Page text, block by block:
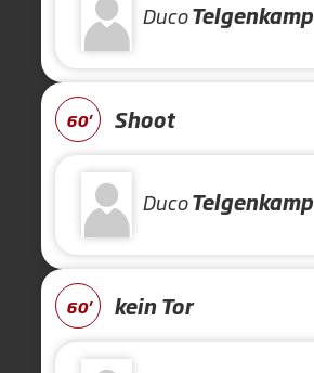
DucoTelgenkamp
60' Shoot
DucoTelgenkamp
60' kein Tor